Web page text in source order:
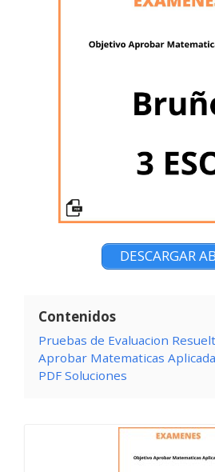
DESCARGAR
Contenidos
Pruebas de Evaluacion
Aprobar Matematicas
PDF Soluciones